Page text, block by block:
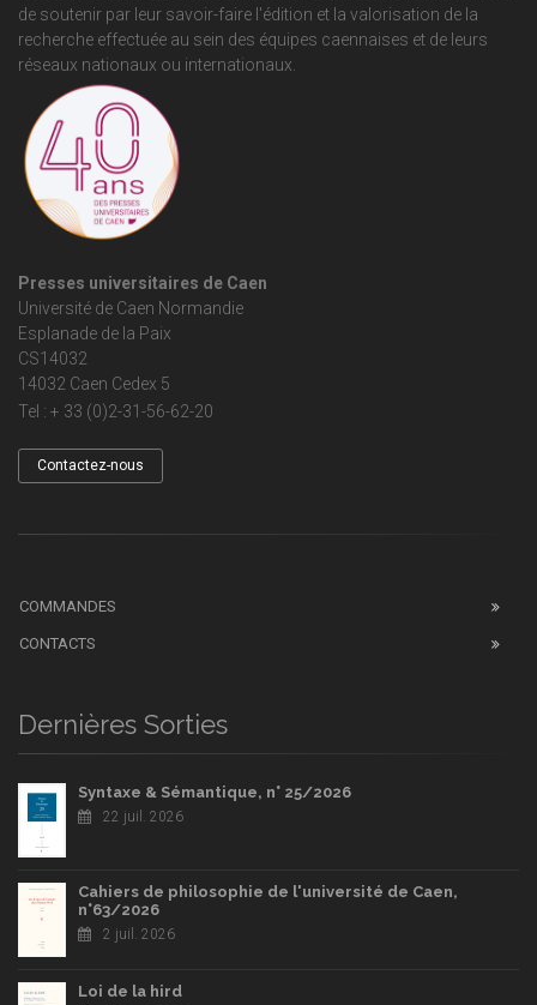
de soutenir par leur savoir-faire l'édition et la valorisation de la
recherche effectuée au sein des équipes caennaises et de leurs
réseaux nationaux ou internationaux.
Presses universitaires de Caen
Université de Caen Normandie
Esplanade de la Paix
CS14032
14032 Caen Cedex 5
Tel : + 33 (0)2-31-56-62-20
Contactez-nous
COMMANDES
CONTACTS
Dernières Sorties
Syntaxe & Sémantique, n° 25/2026
22 juil. 2026
Cahiers de philosophie de l'université de Caen,
n°63/2026
2 juil. 2026
Loi de la hird